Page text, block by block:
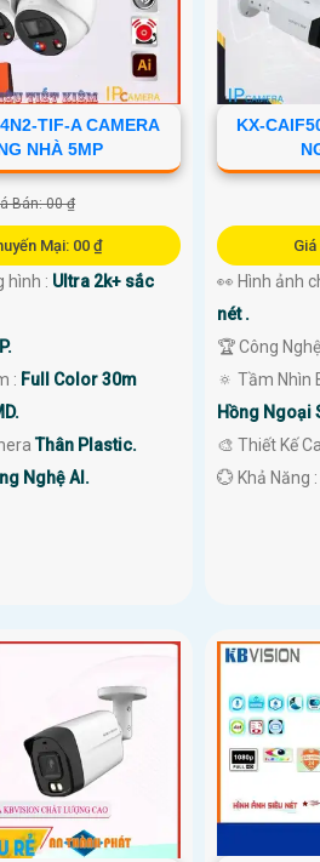
TIF-A CAMERA
NHÀ 5MP
Bán: 00 ₫
Mại: 00 ₫
: Ultra 2k+ sắc
IP.
: Full Color 30m
Thân Plastic.
Nghệ AI.
KX-
👀 Hình ảnh
nét .
🏆 Công
🔅 Tầm Nhìn
Hồng Ngoại
🎨 Thiết Kế
️💮 Khả Năng :